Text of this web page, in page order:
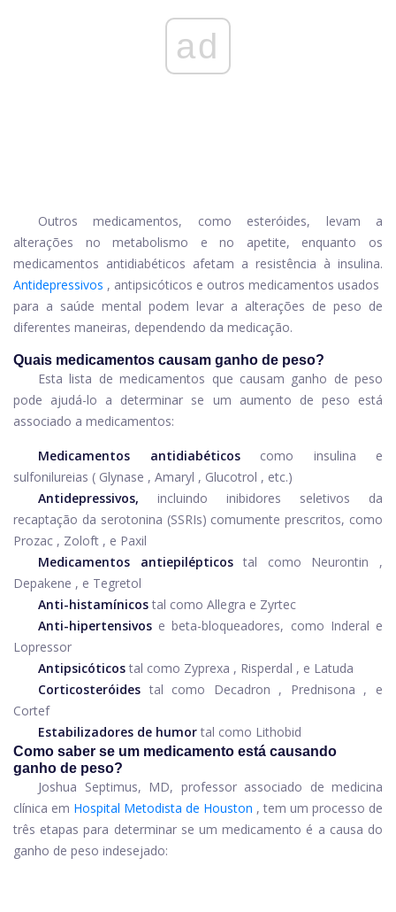
ad
Outros medicamentos, como esteróides, levam a
alterações no metabolismo e no apetite, enquanto os
medicamentos antidiabéticos afetam a resistência à insulina.
Antidepressivos , antipsicóticos e outros medicamentos usados ​​
para a saúde mental podem levar a alterações de peso de
diferentes maneiras, dependendo da medicação.
Quais medicamentos causam ganho de peso?
Esta lista de medicamentos que causam ganho de peso
pode ajudá-lo a determinar se um aumento de peso está
associado a medicamentos:
Medicamentos antidiabéticos
como insulina e
sulfonilureias ( Glynase , Amaryl , Glucotrol , etc.)
Antidepressivos,
incluindo inibidores seletivos da
recaptação da serotonina (SSRIs) comumente prescritos, como
Prozac , Zoloft , e Paxil
Medicamentos antiepilépticos
tal como Neurontin
,
Depakene , e Tegretol
Anti-histamínicos tal como Allegra e Zyrtec
Anti-hipertensivos e beta-bloqueadores, como Inderal e
Lopressor
Antipsicóticos tal como Zyprexa , Risperdal , e Latuda
Corticosteróides tal como Decadron , Prednisona , e
Cortef
Estabilizadores de humor tal como Lithobid
Como saber se um medicamento está causando
ganho de peso?
Joshua Septimus, MD, professor associado de medicina
clínica em Hospital Metodista de Houston , tem um processo de
três etapas para determinar se um medicamento é a causa do
ganho de peso indesejado: